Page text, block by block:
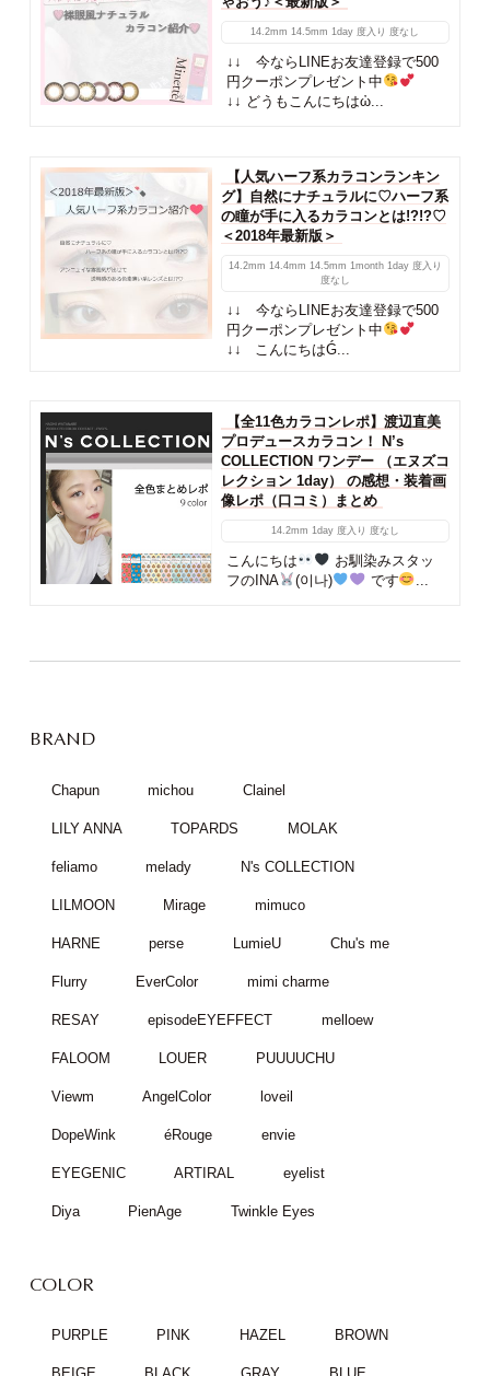
14.2mm 14.5mm 1day 度入り 度なし
↓↓ 今ならLINEお友達登録で500
円クーポンプレゼント中
↓↓ どうもこんにちはὠ...
【人気ハーフ系カラコンランキン
グ】自然にナチュラルに♡ハーフ系
の瞳が手に入るカラコンとは!?!?♡
＜2018年最新版＞
14.2mm 14.4mm 14.5mm 1month 1day 度入り
度なし
↓↓ 今ならLINEお友達登録で500
円クーポンプレゼント中
↓↓ こんにちはǴ...
【全11色カラコンレポ】渡辺直美
プロデュースカラコン！ N’s
COLLECTION ワンデー （エヌズコ
レクション 1day） の感想・装着画
像レポ（口コミ）まとめ
14.2mm 1day 度入り 度なし
こんにちは
お馴染みスタッ
フのINA
(이나) です
BRAND
Chapun michou Clainel
LILY ANNA TOPARDS MOLAK
feliamo melady N's COLLECTION
LILMOON Mirage mimuco
HARNE perse LumieU Chu's me
Flurry EverColor mimi charme
RESAY episodeEYEFFECT melloew
FALOOM LOUER PUUUUCHU
Viewm AngelColor loveil
DopeWink éRouge envie
EYEGENIC ARTIRAL eyelist
Diya PienAge Twinkle Eyes
COLOR
PURPLE PINK HAZEL BROWN